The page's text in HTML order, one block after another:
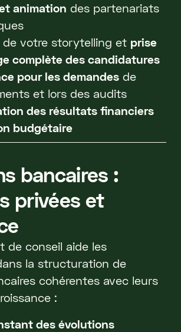
animation des partenariats
de votre storytelling et prise
complète des candidatures
pour les demandesde
et lors des audits
des résultats financiers
budgétaire
bancaires :
privées et
de conseil aide les
la structuration de
cohérentes avec leurs
:
des évolutions